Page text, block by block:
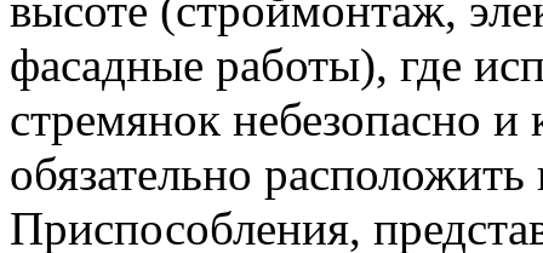
фасадные работы), где
стремянок небезопасно
обязательно
Приспособления,